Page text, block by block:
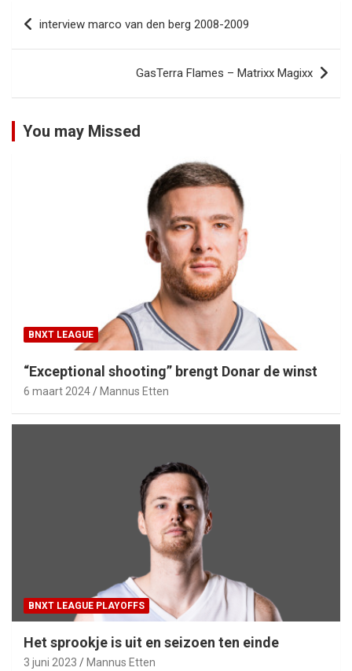
Bericht
navigatie
interview marco van den berg 2008-2009
GasTerra Flames – Matrixx Magixx
You may Missed
BNXT LEAGUE
“Exceptional shooting” brengt Donar de winst
6 maart 2024 Mannus Etten
BNXT LEAGUE PLAYOFFS
Het sprookje is uit en seizoen ten einde
3 juni 2023 Mannus Etten